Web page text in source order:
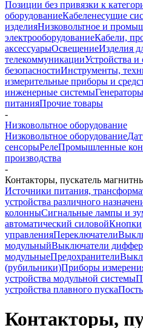
Позиции без привязки к
оборудованиеКабеленесущие
изделияНизковольтное и
электрооборудованиеКабели,
аксессуарыОсвещениеИзделия
телекоммуникацииУстройства и
безопасностиИнструменты,
измерительные приборы и
инженерные системы
питанияПрочие товары
-
Низковольтное оборудование
Низковольтное оборудование
сенсорыРелеПромышленные
производства
-
Контакторы, пускатель
Источники питания,
устройства различного
колонныСигнальные лампы и
автоматический силовойКнопки
управленияПереключатели
модульныйВыключатели
модульныеПредохранители
(рубильники)Приборы
устройства модульной системы
устройства плавного пуска
Контакторы,